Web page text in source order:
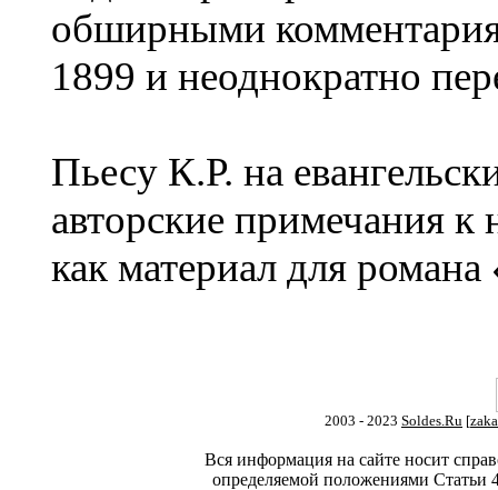
обширными
1899 и неоднократно
Пьесу К.Р. на
авторские примечания
как материал для
2003 - 2023 Soldes.Ru [
Вся информация на сайте носит
определяемой положениями Статьи